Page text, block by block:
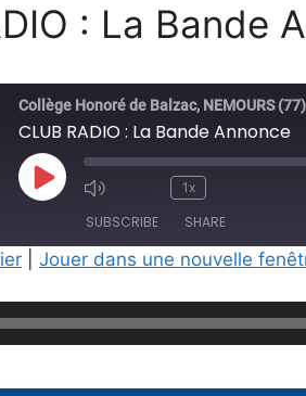
: La Bande
Collège Honoré de Balzac, NEMOURS (77)
CLUB RADIO : La Bande Annonce
Play
Episode
Mute/Unmute
Episode
Rewind
Seconds
1x
30
SUBSCRIBE SHARE
Jouer dans une nouvelle